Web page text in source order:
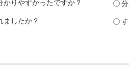
りやすかったですか？
ましたか？